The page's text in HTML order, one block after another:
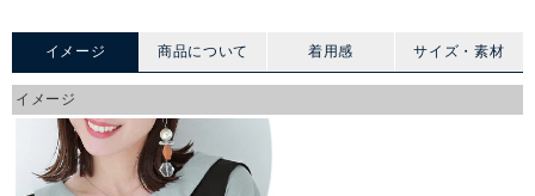
イメージ 商品について 着用感 サイズ・素材
イメージ